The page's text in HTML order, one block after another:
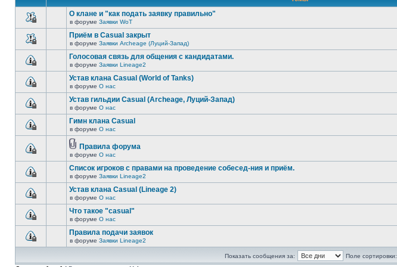
О клане и "как подать заявку правильно"
в форуме Заявки WoT
Приём в Casual закрыт
в форуме Заявки Archeage (Луций-Запад)
Голосовая связь для общения с кандидатами.
в форуме Заявки Lineage2
Устав клана Casual (World of Tanks)
в форуме О нас
Устав гильдии Casual (Archeage, Луций-Запад)
в форуме О нас
Гимн клана Casual
в форуме О нас
Правила форума
в форуме О нас
Список игроков с правами на проведение собесед-ния и приём.
в форуме Заявки Lineage2
Устав клана Casual (Lineage 2)
в форуме О нас
Что такое "casual"
в форуме О нас
Правила подачи заявок
в форуме Заявки Lineage2
Показать сообщения за:
Поле сортировки: